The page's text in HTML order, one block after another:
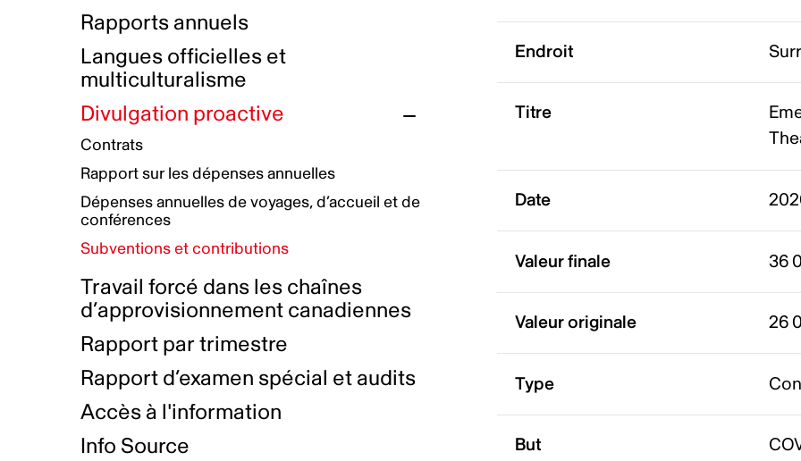
Initiatives autochtones
Plan de réconciliation autochtone
Groupe de travail autochtone
Principes directeurs sur le
harcèlement
Plan d’action pour la parité
Plan d'équité, de diversité,
d'inclusion et d'accessibilité
Boîte à outils pour le récit authentique
Collecte de données et l’auto-identification
Plan d'accessibilité
Rémunération et avantages
Prix et certifications
Nos valeurs d’entreprise
Rapports annuels
Langues officielles et
multiculturalisme
Divulgation proactive
Contrats
Rapport sur les dépenses annuelles
Dépenses annuelles de voyages, d’accueil et de
conférences
Subventions et contributions
Travail forcé dans les chaînes
d’approvisionnement canadiennes
Rapport par trimestre
Rapport d’examen spécial et audits
Accès à l'information
Info Source
Endroit
Titre
Date
Valeur finale 36
Valeur originale 26
Type
But